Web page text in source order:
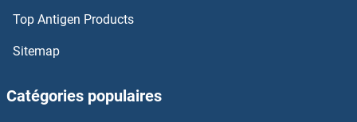
SCAND1 Anticorps
SCAMP4 Anticorps
Top Antigen Products
Sitemap
Catégories populaires